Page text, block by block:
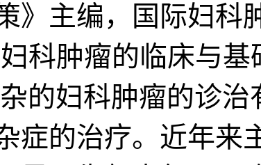
》主编，国际妇科
科肿瘤的临床与
的妇科肿瘤的诊治
症的治疗。近年来